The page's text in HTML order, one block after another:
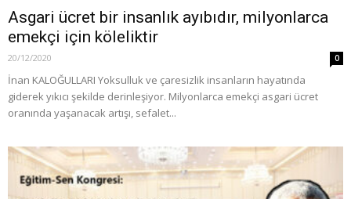
Asgari ücret bir insanlık ayıbıdır, milyonlarca
emekçi için köleliktir
20/12/2020 0
İnan KALOĞULLARI Yoksulluk ve çaresizlik insanların hayatında
giderek yıkıcı şekilde derinleşiyor. Milyonlarca emekçi asgari ücret
oranında yaşanacak artışı, sefalet...